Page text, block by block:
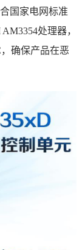
国家电网标准
处理器，
确保产品在恶